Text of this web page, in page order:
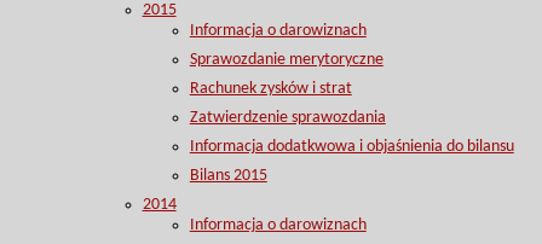
2015
Informacja o darowiznach
Sprawozdanie merytoryczne
Rachunek zysków i strat
Zatwierdzenie sprawozdania
Informacja dodatkwowa i objaśnienia do bilansu
Bilans 2015
2014
Informacja o darowiznach